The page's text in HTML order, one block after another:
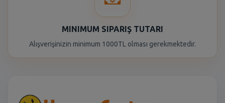
MINIMUM SIPARIŞ TUTARI
Alışverişinizin minimum 1000TL olması gerekmektedir.